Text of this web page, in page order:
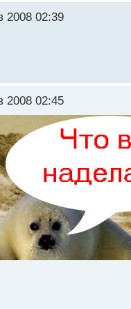
02:39
02:45